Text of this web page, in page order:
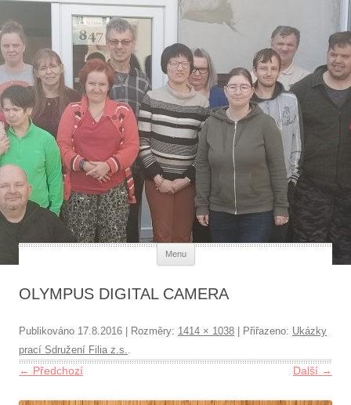
Každý člověk má svou hodnotu
Menu Přejít k obsahu webu
OLYMPUS DIGITAL CAMERA
Publikováno 17.8.2016 | Rozměry: 1414 × 1038 | Přiřazeno: Ukázky
prací Sdružení Filia z.s..
← Předchozí Další →